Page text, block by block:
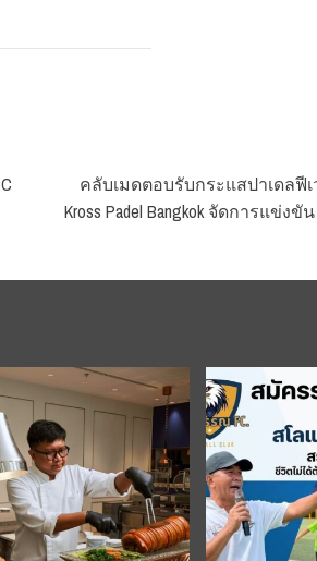
คลับเมดตอบรับกระแสปาเดลฟีเ
Kross Padel Bangkok จัดการแข่งขัน